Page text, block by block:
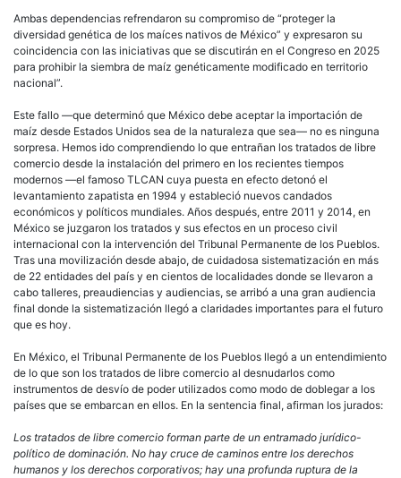
Ambas dependencias refrendaron su compromiso de “proteger la
diversidad genética de los maíces nativos de México” y expresaron su
coincidencia con las iniciativas que se discutirán en el Congreso en 2025
para prohibir la siembra de maíz genéticamente modificado en territorio
nacional”.
Este fallo —que determinó que México debe aceptar la importación de
maíz desde Estados Unidos sea de la naturaleza que sea— no es ninguna
sorpresa. Hemos ido comprendiendo lo que entrañan los tratados de libre
comercio desde la instalación del primero en los recientes tiempos
modernos —el famoso TLCAN cuya puesta en efecto detonó el
levantamiento zapatista en 1994 y estableció nuevos candados
económicos y políticos mundiales. Años después, entre 2011 y 2014, en
México se juzgaron los tratados y sus efectos en un proceso civil
internacional con la intervención del Tribunal Permanente de los Pueblos.
Tras una movilización desde abajo, de cuidadosa sistematización en más
de 22 entidades del país y en cientos de localidades donde se llevaron a
cabo talleres, preaudiencias y audiencias, se arribó a una gran audiencia
final donde la sistematización llegó a claridades importantes para el futuro
que es hoy.
En México, el Tribunal Permanente de los Pueblos llegó a un entendimiento
de lo que son los tratados de libre comercio al desnudarlos como
instrumentos de desvío de poder utilizados como modo de doblegar a los
países que se embarcan en ellos. En la sentencia final, afirman los jurados:
Los tratados de libre comercio forman parte de un entramado jurídico-
político de dominación. No hay cruce de caminos entre los derechos
humanos y los derechos corporativos; hay una profunda ruptura de la